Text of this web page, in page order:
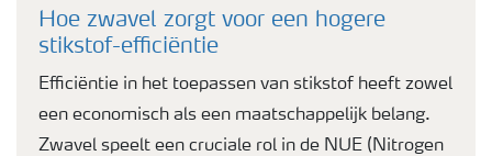
Hoe zwavel zorgt voor een hogere
stikstof-efficiëntie
Efficiëntie in het toepassen van stikstof heeft zowel
een economisch als een maatschappelijk belang.
Zwavel speelt een cruciale rol in de NUE (Nitrogen